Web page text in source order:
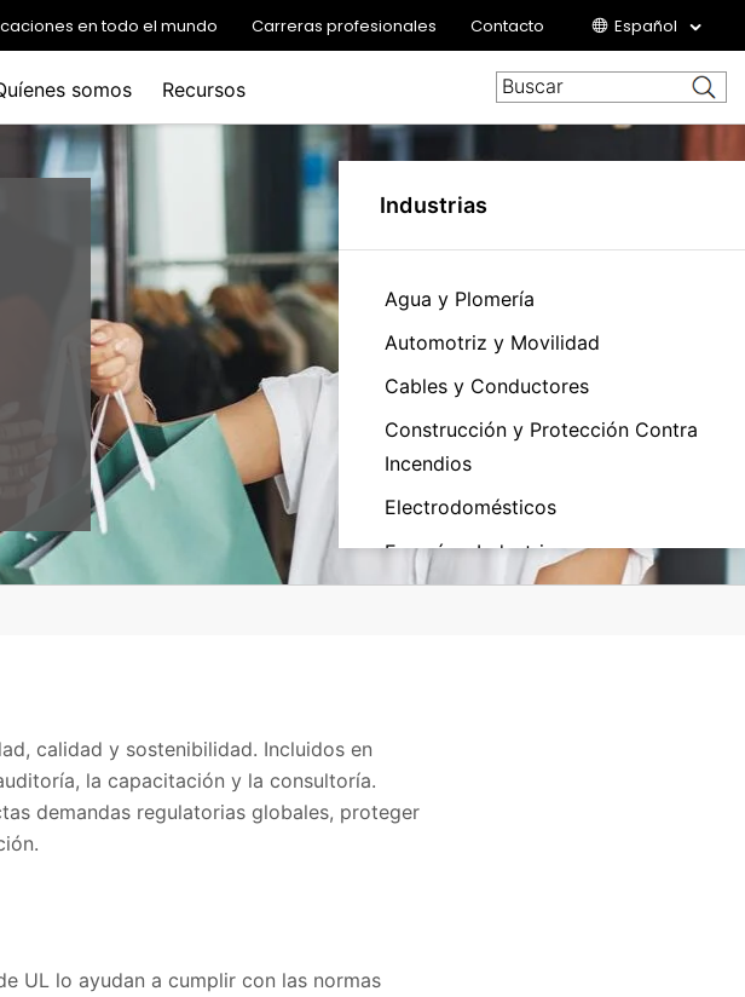
en todo el mundo Carreras profesionales Contacto Español
somos Recursos
Industrias
Agua y Plomería
Automotriz y Movilidad
Cables y Conductores
Construcción y Protección Contra
Incendios
Electrodomésticos
Energía e Industria
Retail
calidad y sostenibilidad. Incluidos en
la capacitación y la consultoría.
demandas regulatorias globales, proteger
UL lo ayudan a cumplir con las normas